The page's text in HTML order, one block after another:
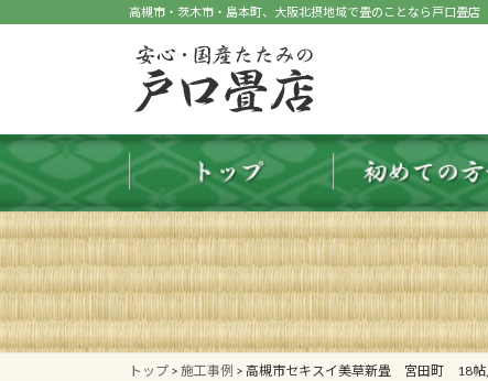
へ
ス
ッ
プ
ョ
ン
移
動
高槻市・茨木市・島本町、大阪北摂地域で畳のことなら戸口畳店
トップ > 施工事例 > 高槻市セキスイ美草新畳 宮田町 18帖